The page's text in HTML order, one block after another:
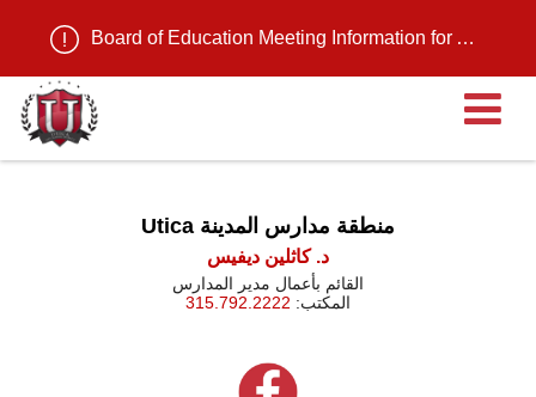
Board of Education Meeting Information for August 11, 2026
Utica منطقة مدارس المدينة
د. كاثلين ديفيس
القائم بأعمال مدير المدارس
المكتب: 315.792.2222